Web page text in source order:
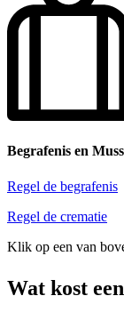
Begrafenis en
Regel de begrafenis
Regel de crematie
Klik op een van
Wat kost